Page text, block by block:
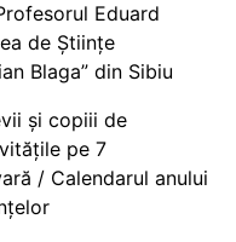
Eduard
de Științe
Blaga” din Sibiu
și copiii de
pe 7
/ Calendarul anului